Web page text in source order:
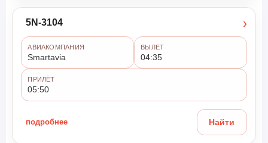
5N-3104 ›
АВИАКОМПАНИЯ
Smartavia
ВЫЛЕТ
04:35
ПРИЛЁТ
05:50
подробнее Найти